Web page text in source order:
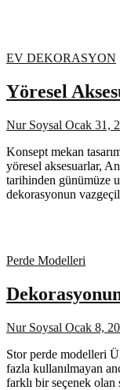
EV DEKORASYON
Yöresel
Nur Soysal Ocak 31,
Konsept mekan
yöresel aksesuarlar,
tarihinden günümüze
dekorasyonun
Perde Modelleri
Nur Soysal Ocak 8,
Stor perde modelleri
fazla kullanılmayan
farklı bir seçenek